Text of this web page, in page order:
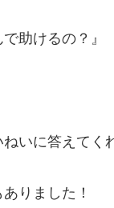
助けるの？』
いに答えてく
りました！